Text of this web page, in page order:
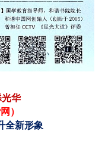
华
）
全新形象